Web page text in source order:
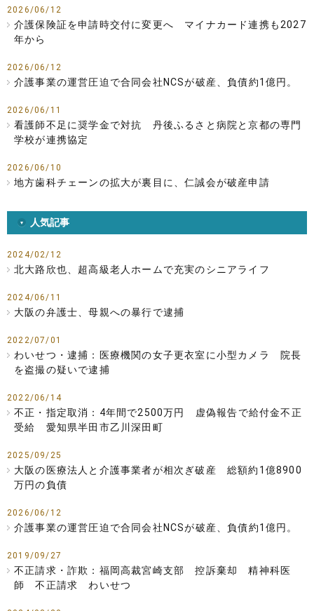
2026/06/12
介護保険証を申請時交付に変更へ マイナカード連携も2027
年から
2026/06/12
介護事業の運営圧迫で合同会社NCSが破産、負債約1億円。
2026/06/11
看護師不足に奨学金で対抗 丹後ふるさと病院と京都の専門
学校が連携協定
2026/06/10
地方歯科チェーンの拡大が裏目に、仁誠会が破産申請
人気記事
2024/02/12
北大路欣也、超高級老人ホームで充実のシニアライフ
2024/06/11
大阪の弁護士、母親への暴行で逮捕
2022/07/01
わいせつ・逮捕：医療機関の女子更衣室に小型カメラ 院長
を盗撮の疑いで逮捕
2022/06/14
不正・指定取消：4年間で2500万円 虚偽報告で給付金不正
受給 愛知県半田市乙川深田町
2025/09/25
大阪の医療法人と介護事業者が相次ぎ破産 総額約1億8900
万円の負債
2026/06/12
介護事業の運営圧迫で合同会社NCSが破産、負債約1億円。
2019/09/27
不正請求・詐欺：福岡高裁宮崎支部 控訴棄却 精神科医
師 不正請求 わいせつ